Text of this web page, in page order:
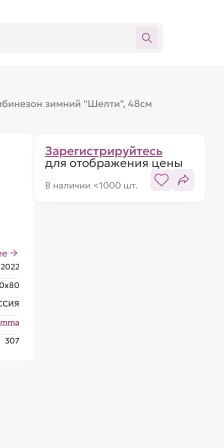
зимний "Шелти", 48см
307
Зарегистрируйтесь
для отображения цены
В наличии <1000 шт.